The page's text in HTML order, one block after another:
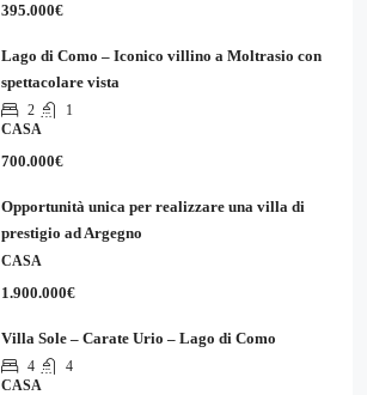
395.000€
Lago di Como – Iconico villino a Moltrasio con
spettacolare vista
2
1
CASA
700.000€
Opportunità unica per realizzare una villa di
prestigio ad Argegno
CASA
1.900.000€
Villa Sole – Carate Urio – Lago di Como
4
4
CASA